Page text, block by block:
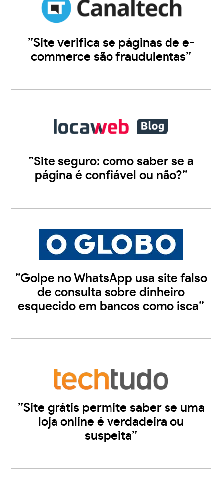
”Site verifica se páginas de e-
commerce são fraudulentas”
”Site seguro: como saber se a
página é confiável ou não?”
”Golpe no WhatsApp usa site falso
de consulta sobre dinheiro
esquecido em bancos como isca”
”Site grátis permite saber se uma
loja online é verdadeira ou
suspeita”